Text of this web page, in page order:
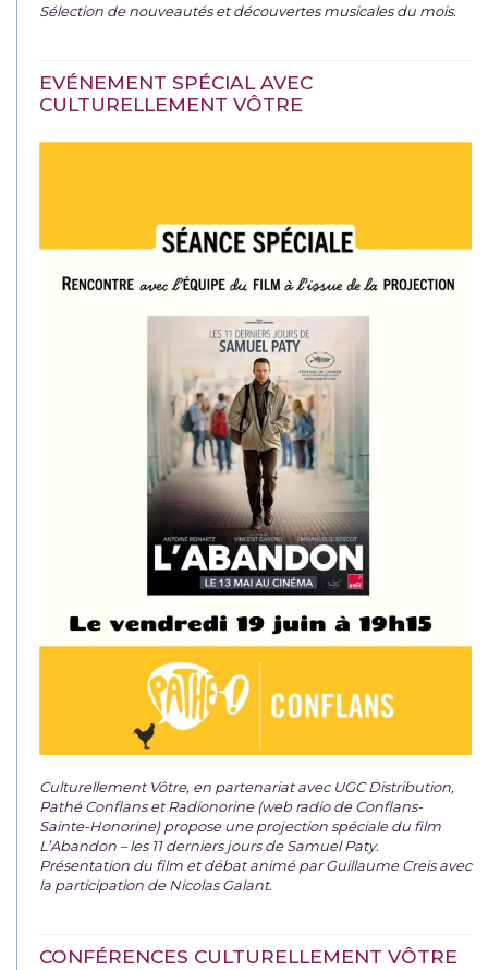
Sélection denouveautés et découvertes musicales du mois.
EVÉNEMENT SPÉCIAL AVEC
CULTURELLEMENT VÔTRE
Culturellement Vôtre, en partenariat avec UGC Distribution,
Pathé Conflans et Radionorine (web radio de Conflans-
Sainte-Honorine) propose une projection spéciale du film
L’Abandon – les 11 derniers jours de Samuel Paty.
Présentation du film et débat animé par Guillaume Creis avec
la participation de Nicolas Galant.
CONFÉRENCES CULTURELLEMENT VÔTRE